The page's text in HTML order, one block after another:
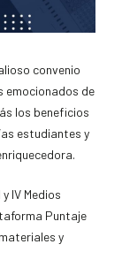
convenio
emocionados de
los beneficios
estudiantes y
IV Medios
Puntaje
y